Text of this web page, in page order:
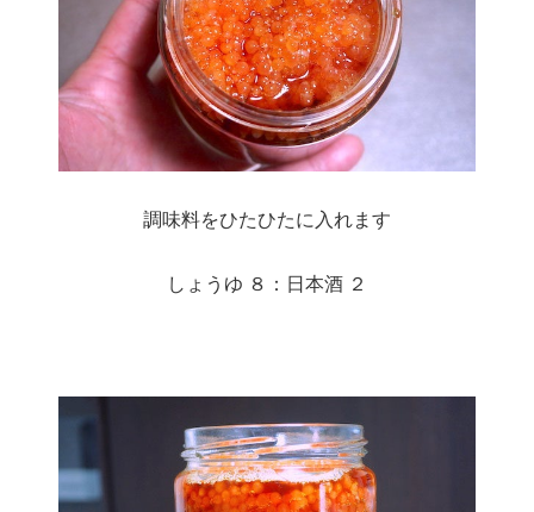
調味料をひたひたに入れます
しょうゆ ８：日本酒 ２